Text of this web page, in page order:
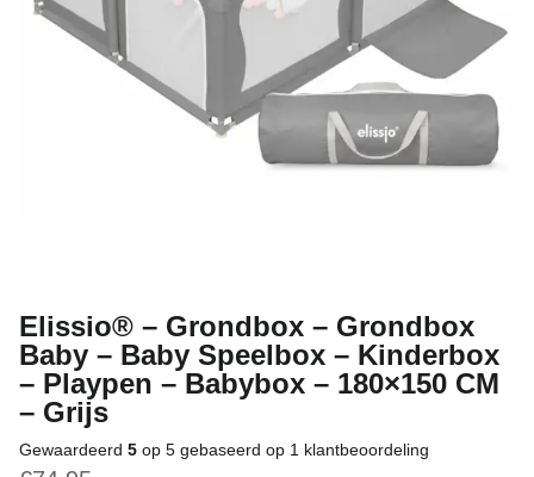
Elissio® – Grondbox – Grondbox
Baby – Baby Speelbox – Kinderbox
– Playpen – Babybox – 180×150 CM
– Grijs
Gewaardeerd 5 op 5 gebaseerd op 1 klantbeoordeling